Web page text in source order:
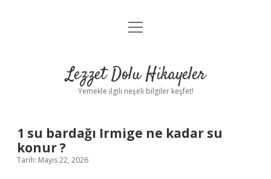
Anasayfa
Yasal Uyarı
menüyü
Lezzet Dolu Hikayeler
Yemekle ilgili neşeli bilgiler keşfet!
1 su bardağı Irmige ne kadar su
konur ?
Tarih: Mayıs 22, 2026